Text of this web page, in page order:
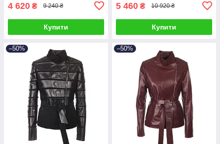
4 620 ₴ 9 240 ₴
Купити
5 460 ₴ 10 920 ₴
Купити
–50% –50%